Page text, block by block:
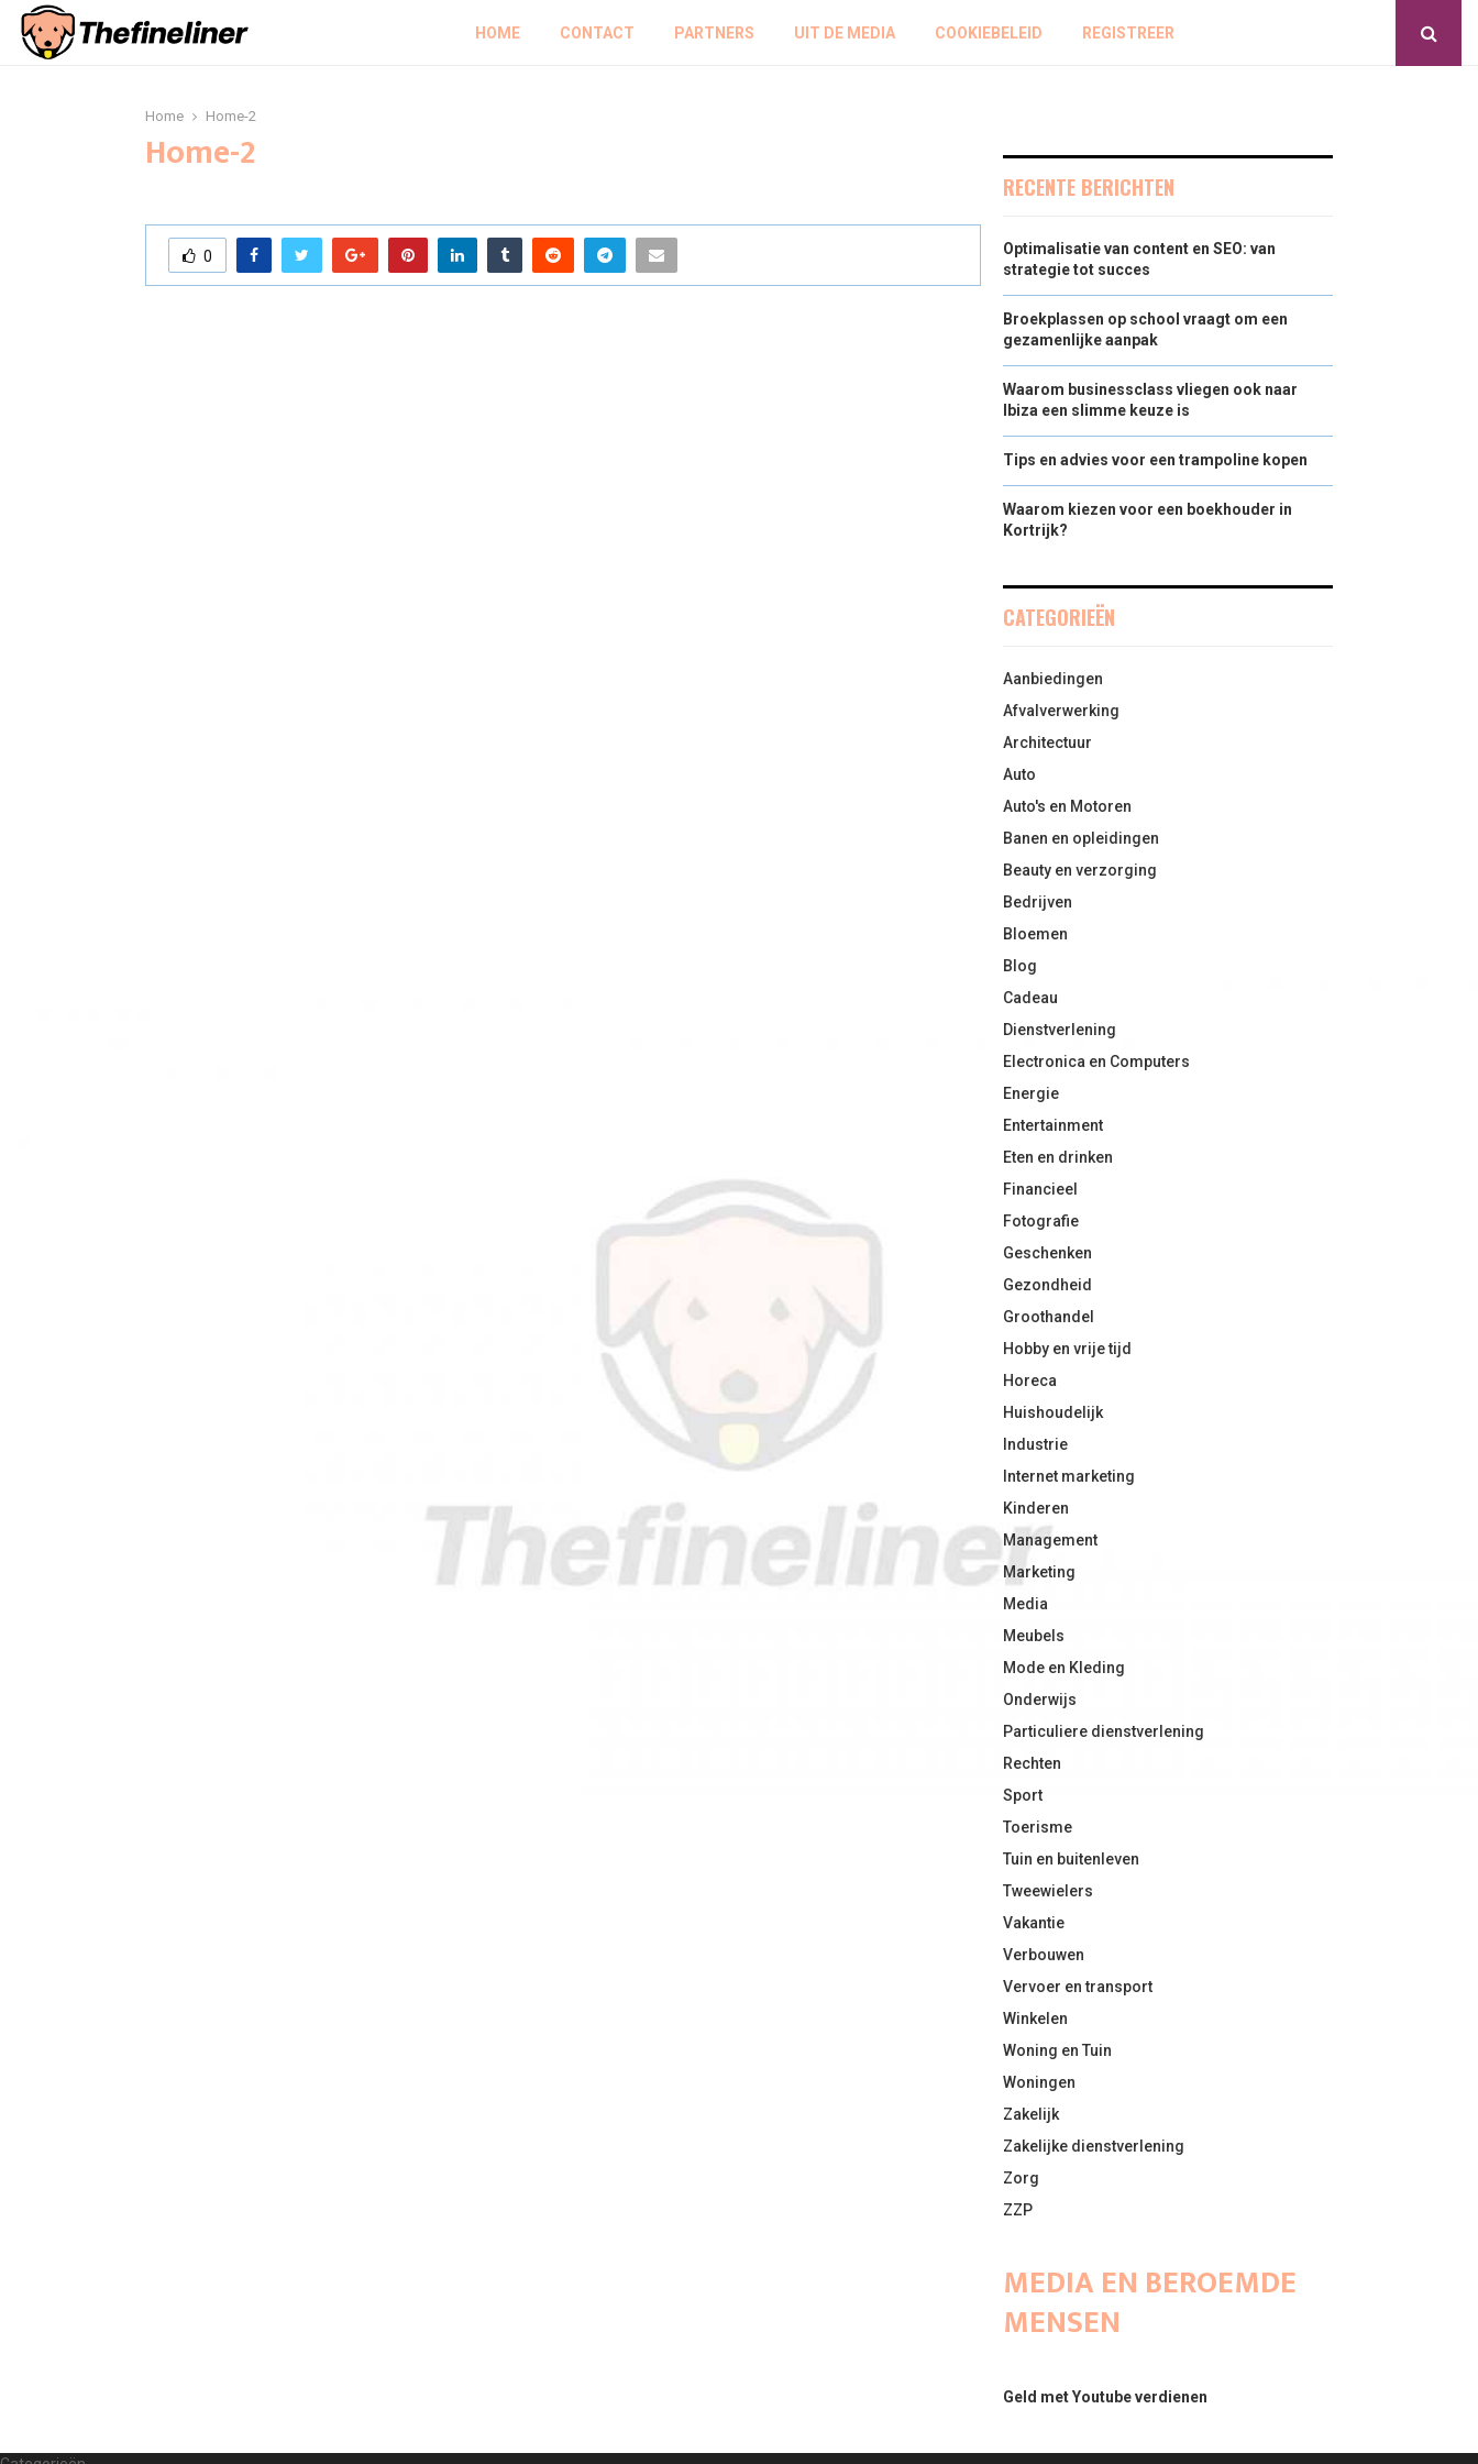
HOME CONTACT PARTNERS UIT DE MEDIA COOKIEBELEID REGISTREER
Home Home-2
Home-2
0
RECENTE BERICHTEN
Optimalisatie van content en SEO: van
strategie tot succes
Broekplassen op school vraagt om een
gezamenlijke aanpak
Waarom businessclass vliegen ook naar
Ibiza een slimme keuze is
Tips en advies voor een trampoline kopen
Waarom kiezen voor een boekhouder in
Kortrijk?
CATEGORIEËN
Aanbiedingen
Afvalverwerking
Architectuur
Auto
Auto's en Motoren
Banen en opleidingen
Beauty en verzorging
Bedrijven
Bloemen
Blog
Cadeau
Dienstverlening
Electronica en Computers
Energie
Entertainment
Eten en drinken
Financieel
Fotografie
Geschenken
Gezondheid
Groothandel
Hobby en vrije tijd
Horeca
Huishoudelijk
Industrie
Internet marketing
Kinderen
Management
Marketing
Media
Meubels
Mode en Kleding
Onderwijs
Particuliere dienstverlening
Rechten
Sport
Toerisme
Tuin en buitenleven
Tweewielers
Vakantie
Verbouwen
Vervoer en transport
Winkelen
Woning en Tuin
Woningen
Zakelijk
Zakelijke dienstverlening
Zorg
ZZP
MEDIA EN BEROEMDE
MENSEN
Geld met Youtube verdienen